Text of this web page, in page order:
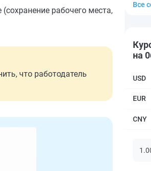
рабочего места,
что работодатель
Все
на